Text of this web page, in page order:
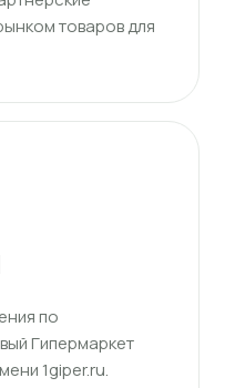
товаров для
по
Гипермаркет
1giper.ru.